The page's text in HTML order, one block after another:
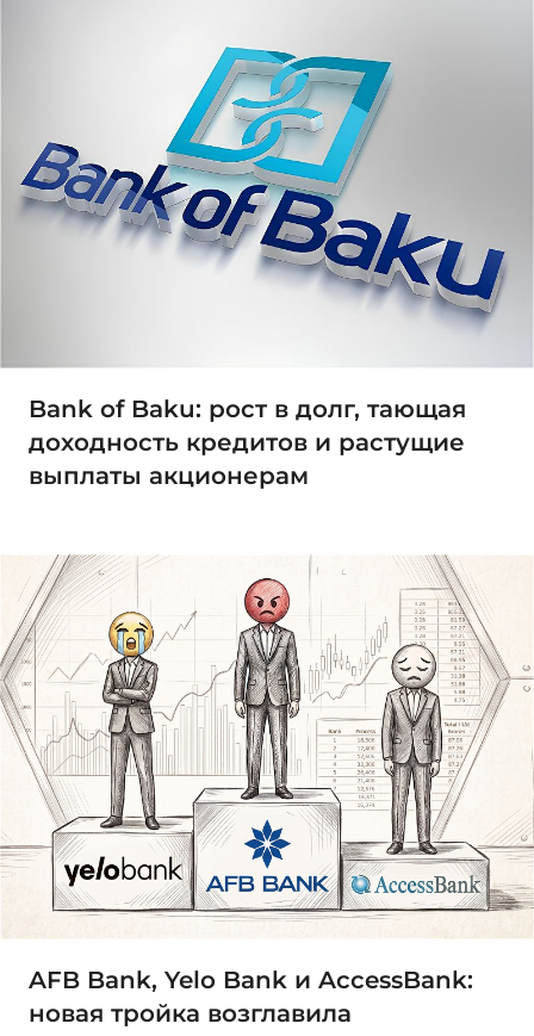
Bank of Baku: рост в долг, тающая
доходность кредитов и растущие
выплаты акционерам
AFB Bank, Yelo Bank и AccessBank:
новая тройка возглавила